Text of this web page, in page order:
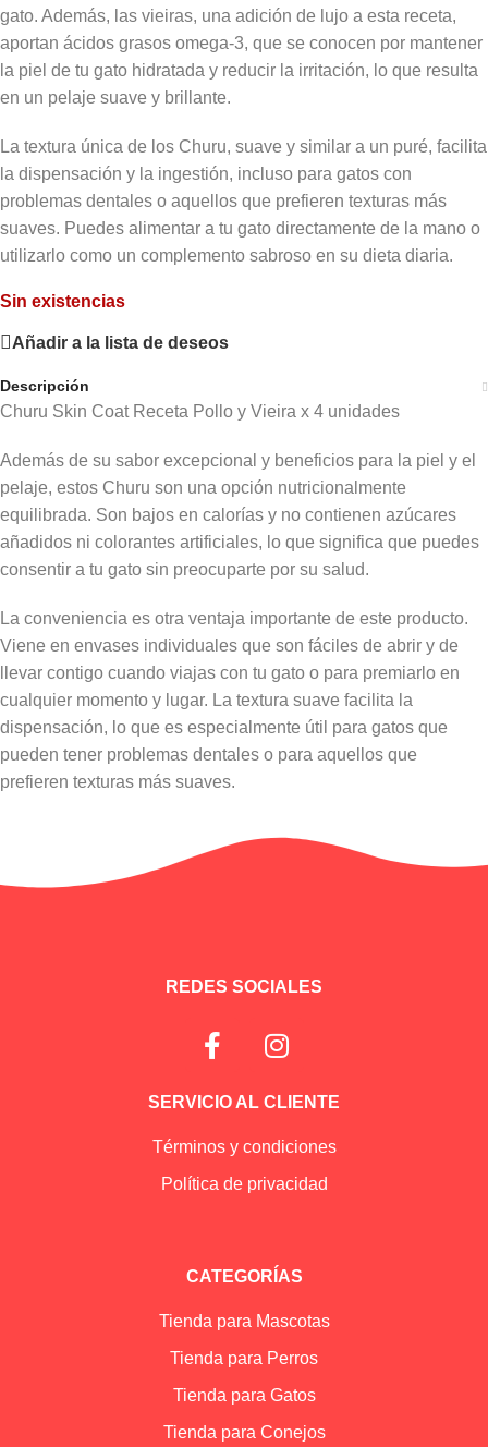
gato. Además, las vieiras, una adición de lujo a esta receta,
aportan ácidos grasos omega-3, que se conocen por mantener
la piel de tu gato hidratada y reducir la irritación, lo que resulta
en un pelaje suave y brillante.
La textura única de los Churu, suave y similar a un puré, facilita
la dispensación y la ingestión, incluso para gatos con
problemas dentales o aquellos que prefieren texturas más
suaves. Puedes alimentar a tu gato directamente de la mano o
utilizarlo como un complemento sabroso en su dieta diaria.
Sin existencias
Añadir a la lista de deseos
Descripción
Churu Skin Coat Receta Pollo y Vieira x 4 unidades
Además de su sabor excepcional y beneficios para la piel y el
pelaje, estos Churu son una opción nutricionalmente
equilibrada. Son bajos en calorías y no contienen azúcares
añadidos ni colorantes artificiales, lo que significa que puedes
consentir a tu gato sin preocuparte por su salud.
La conveniencia es otra ventaja importante de este producto.
Viene en envases individuales que son fáciles de abrir y de
llevar contigo cuando viajas con tu gato o para premiarlo en
cualquier momento y lugar. La textura suave facilita la
dispensación, lo que es especialmente útil para gatos que
pueden tener problemas dentales o para aquellos que
prefieren texturas más suaves.
REDES SOCIALES
SERVICIO AL CLIENTE
Términos y condiciones
Política de privacidad
CATEGORÍAS
Tienda para Mascotas
Tienda para Perros
Tienda para Gatos
Tienda para Conejos